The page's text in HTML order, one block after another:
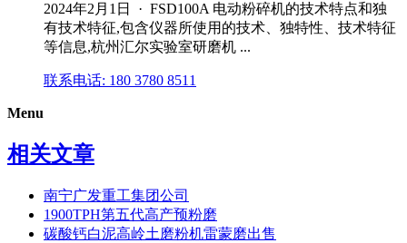
2024年2月1日 · FSD100A 电动粉碎机的技术特点和独
有技术特征,包含仪器所使用的技术、独特性、技术特征
等信息,杭州汇尔实验室研磨机 ...
联系电话: 180 3780 8511
Menu
相关文章
南宁广发重工集团公司
1900TPH第五代高产预粉磨
碳酸钙白泥高岭土磨粉机雷蒙磨出售